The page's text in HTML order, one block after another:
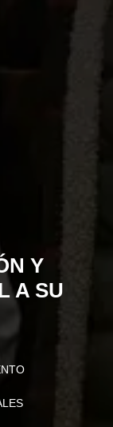
Y
A SU